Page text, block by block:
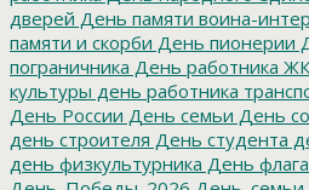
дверей День памяти воина-
памяти и скорби День пионерии
пограничника День работника
культуры день работника
День России День семьи День
день строителя День студента
день физкультурника День